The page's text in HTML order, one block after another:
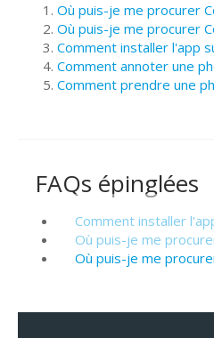
Où puis-je me procurer
Où puis-je me procurer
Comment installer l'app
Comment annoter une
Comment prendre une
FAQs épinglées
Comment installer
Où puis-je me
Où puis-je me